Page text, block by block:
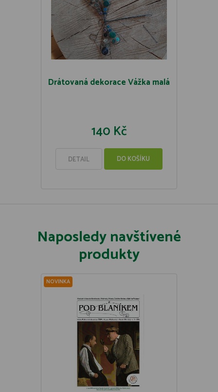
Drátovaná dekorace Vážka malá
140 Kč
DETAIL DO KOŠÍKU
Naposledy navštívené
produkty
NOVINKA